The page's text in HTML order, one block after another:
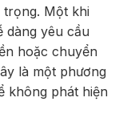
trọng. Một khi
dàng yêu cầu
hoặc chuyển
là một phương
không phát hiện